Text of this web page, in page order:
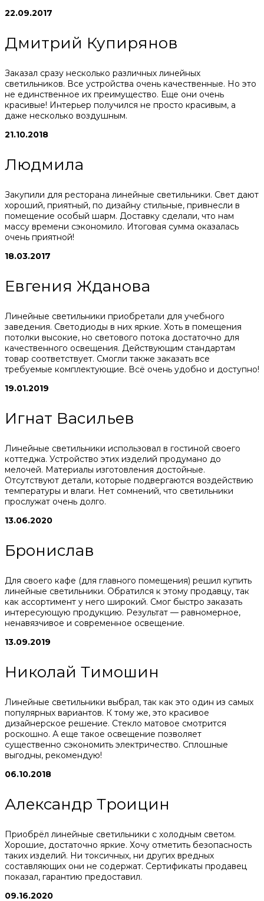
22.09.2017
Дмитрий Купирянов
Заказал сразу несколько различных линейных
светильников. Все устройства очень качественные. Но это
не единственное их преимущество. Еще они очень
красивые! Интерьер получился не просто красивым, а
даже несколько воздушным.
21.10.2018
Людмила
Закупили для ресторана линейные светильники. Свет дают
хороший, приятный, по дизайну стильные, привнесли в
помещение особый шарм. Доставку сделали, что нам
массу времени сэкономило. Итоговая сумма оказалась
очень приятной!
18.03.2017
Евгения Жданова
Линейные светильники приобретали для учебного
заведения. Светодиоды в них яркие. Хоть в помещения
потолки высокие, но светового потока достаточно для
качественного освещения. Действующим стандартам
товар соответствует. Смогли также заказать все
требуемые комплектующие. Всё очень удобно и доступно!
19.01.2019
Игнат Васильев
Линейные светильники использовал в гостиной своего
коттеджа. Устройство этих изделий продумано до
мелочей. Материалы изготовления достойные.
Отсутствуют детали, которые подвергаются воздействию
температуры и влаги. Нет сомнений, что светильники
прослужат очень долго.
13.06.2020
Бронислав
Для своего кафе (для главного помещения) решил купить
линейные светильники. Обратился к этому продавцу, так
как ассортимент у него широкий. Смог быстро заказать
интересующую продукцию. Результат — равномерное,
ненавязчивое и современное освещение.
13.09.2019
Николай Тимошин
Линейные светильники выбрал, так как это один из самых
популярных вариантов. К тому же, это красивое
дизайнерское решение. Стекло матовое смотрится
роскошно. А еще такое освещение позволяет
существенно сэкономить электричество. Сплошные
выгодны, рекомендую!
06.10.2018
Александр Троицин
Приобрёл линейные светильники с холодным светом.
Хорошие, достаточно яркие. Хочу отметить безопасность
таких изделий. Ни токсичных, ни других вредных
составляющих они не содержат. Сертификаты продавец
показал, гарантию предоставил.
09.16.2020